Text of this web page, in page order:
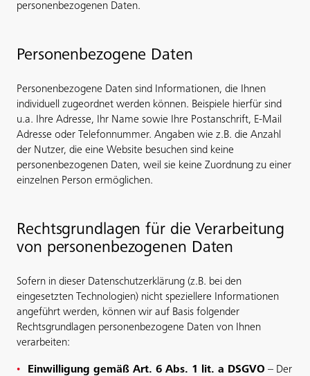
personenbezogenen Daten.
Personenbezogene Daten
Personenbezogene Daten sind Informationen, die Ihnen
individuell zugeordnet werden können. Beispiele hierfür sind
u.a. Ihre Adresse, Ihr Name sowie Ihre Postanschrift, E-Mail
Adresse oder Telefonnummer. Angaben wie z.B. die Anzahl
der Nutzer, die eine Website besuchen sind keine
personenbezogenen Daten, weil sie keine Zuordnung zu einer
einzelnen Person ermöglichen.
Rechtsgrundlagen für die Verarbeitung
von personenbezogenen Daten
Sofern in dieser Datenschutzerklärung (z.B. bei den
eingesetzten Technologien) nicht speziellere Informationen
angeführt werden, können wir auf Basis folgender
Rechtsgrundlagen personenbezogene Daten von Ihnen
verarbeiten:
Einwilligung gemäß Art. 6 Abs. 1 lit. a DSGVO – Der